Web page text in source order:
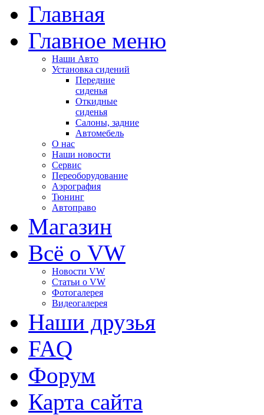
Главная
Главное меню
Наши Авто
Установка сидений
Передние
сиденья
Откидные
сиденья
Салоны, задние
Автомебель
О нас
Наши новости
Сервис
Переоборудование
Аэрография
Тюнинг
Автоправо
Магазин
Всё о VW
Новости VW
Статьи o VW
Фотогалерея
Видеогалерея
Наши друзья
FAQ
Форум
Карта сайта